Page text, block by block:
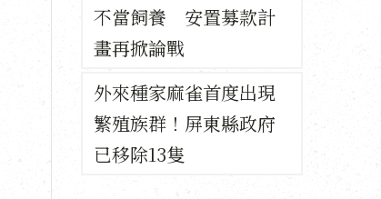
不當飼養 安置募款計
畫再掀論戰
外來種家麻雀首度出現
繁殖族群！屏東縣政府
已移除13隻